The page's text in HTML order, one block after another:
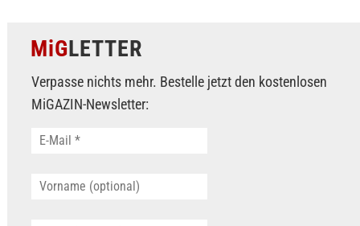
MiGLETTER
Verpasse nichts mehr. Bestelle jetzt den kostenlosen
MiGAZIN-Newsletter: